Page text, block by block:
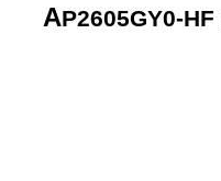
AP2605GY0-HF